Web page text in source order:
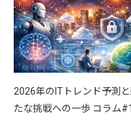
2026年のITトレンド予測
たな挑戦への一歩 コラム